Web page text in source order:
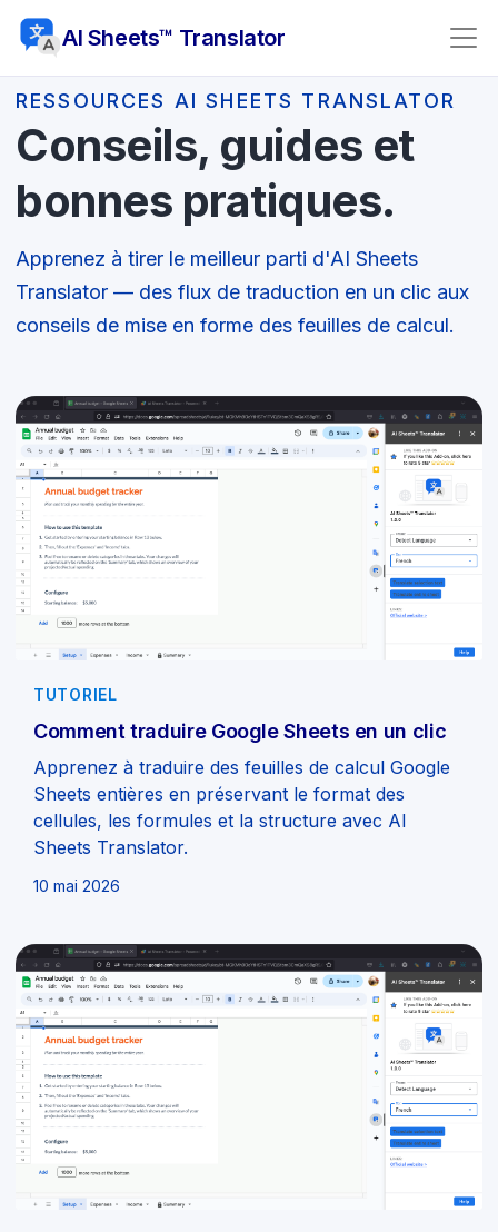
AI Sheets™ Translator
RESSOURCES AI SHEETS TRANSLATOR
Conseils, guides et
bonnes pratiques.
Apprenez à tirer le meilleur parti d'AI Sheets
Translator — des flux de traduction en un clic aux
conseils de mise en forme des feuilles de calcul.
TUTORIEL
Comment traduire Google Sheets en un clic
Apprenez à traduire des feuilles de calcul Google
Sheets entières en préservant le format des
cellules, les formules et la structure avec AI
Sheets Translator.
10 mai 2026